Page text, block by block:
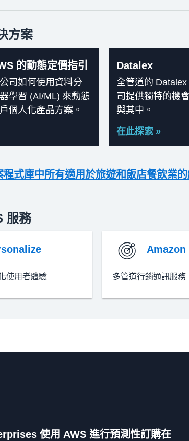
方案
的動態定價指引
司如何使用資料分
學習 (AI/ML) 來動態
個人化產品方案。
Datalex
全管道的
司提供獨特的機
與其中。
在此探索 »
式庫中所有適用於旅遊和飯店餐飲業
服務
使用者體驗 多管道行銷通訊服務
使用 AWS 進行預測性訂購在